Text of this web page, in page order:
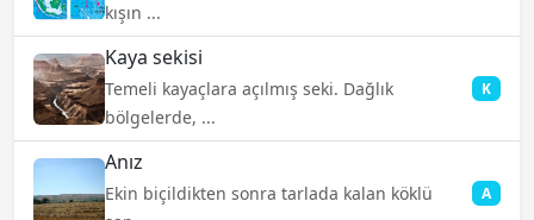
kışın ...
Kaya sekisi
Temeli kayaçlara açılmış seki. Dağlık
bölgelerde, ...
K
Anız
Ekin biçildikten sonra tarlada kalan köklü
A